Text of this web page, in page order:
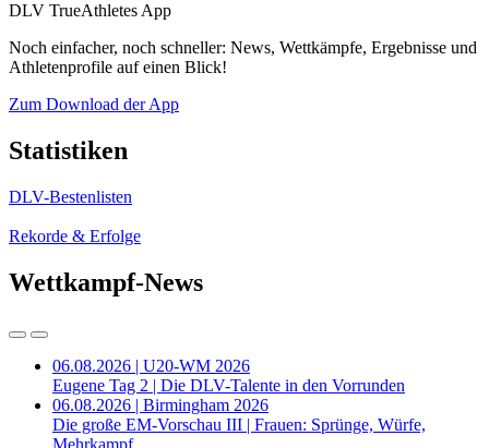
DLV TrueAthletes App
Noch einfacher, noch schneller: News, Wettkämpfe, Ergebnisse und
Athletenprofile auf einen Blick!
Zum Download der App
Statistiken
DLV-Bestenlisten
Rekorde & Erfolge
Wettkampf-News
06.08.2026 | U20-WM 2026
Eugene Tag 2 | Die DLV-Talente in den Vorrunden
06.08.2026 | Birmingham 2026
Die große EM-Vorschau III | Frauen: Sprünge, Würfe,
Mehrkampf